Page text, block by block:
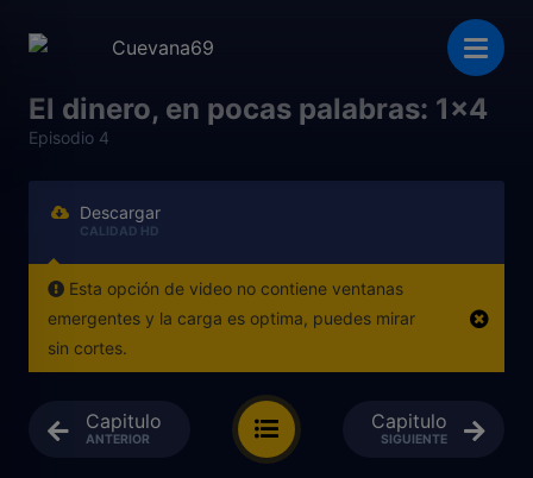
El dinero, en pocas palabras: 1x4
Episodio 4
Descargar
CALIDAD HD
Esta opción de video no contiene ventanas
emergentes y la carga es optima, puedes mirar
sin cortes.
Capitulo
ANTERIOR
Capitulo
SIGUIENTE